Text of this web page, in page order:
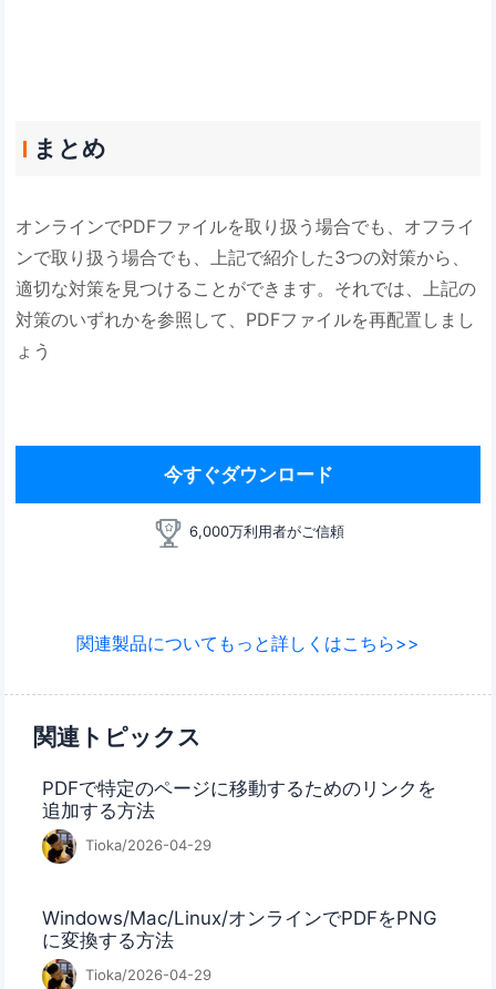
まとめ
オンラインでPDFファイルを取り扱う場合でも、オフライ
ンで取り扱う場合でも、上記で紹介した3つの対策から、
適切な対策を見つけることができます。それでは、上記の
対策のいずれかを参照して、PDFファイルを再配置しまし
ょう
今すぐダウンロード
6,000万利用者がご信頼
関連製品についてもっと詳しくはこちら>>
関連トピックス
PDFで特定のページに移動するためのリンクを
追加する方法
Tioka/2026-04-29
Windows/Mac/Linux/オンラインでPDFをPNG
に変換する方法
Tioka/2026-04-29